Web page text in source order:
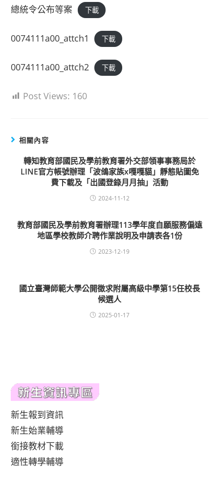
總統令公布等案
下載
0074111a00_attch1 下載
0074111a00_attch2 下載
Post Views: 160
相關內容
轉知教育部國民及學前教育署外交部領事事務局於
LINE官方帳號辦理「波鴿家族x嘎嘎貓」靜態貼圖免
費下載及「出國登錄月月抽」活動
2024-11-12
教育部國民及學前教育署辦理113學年度自願服務偏遠
地區學校教師介聘作業說明及申請表各1份
2023-12-19
國立臺灣師範大學公開徵求附屬高級中學第15任校長
候選人
2025-01-17
新生報到資訊
新生始業輔導
銜接教材下載
適性轉學輔導